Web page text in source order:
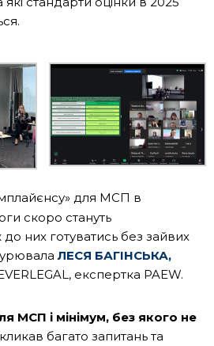
для МСП в
скоро стануть
них готуватись без зайвих
ЛЕСЯ БАГІНСЬКА,
експертка PAEW.
МСП і мінімум, без якого не
багато запитань та